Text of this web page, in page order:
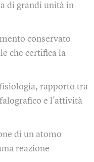
di grandi unità in
conservato
che certifica la
rapporto tra
e l'attività
di un atomo
reazione